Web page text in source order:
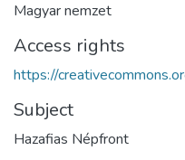
Magyar nemzet
Access rights
https://
Subject
Hazafias Népfront